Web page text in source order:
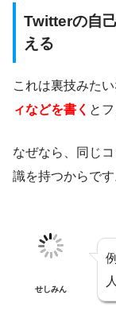
Twitterの自
える
これは裏技みたい
ィなどを書く と
なぜなら、同じ
識を持つからです
せしみん